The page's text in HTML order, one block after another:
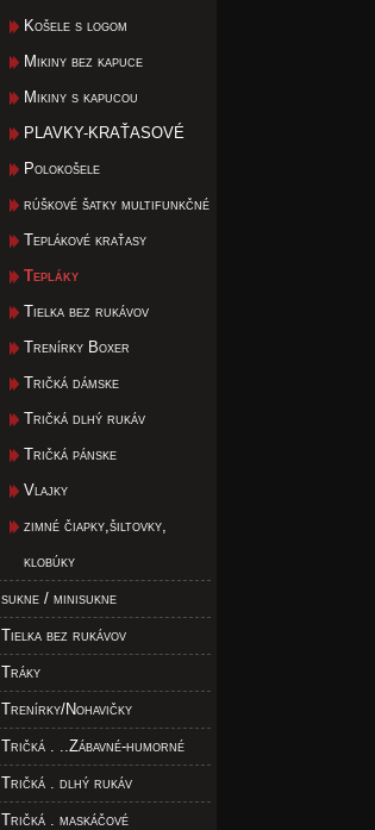
Košele s logom
Mikiny bez kapuce
Mikiny s kapucou
PLAVKY-KRAŤASOVÉ
Polokošele
rúškové šatky multifunkčné
Teplákové kraťasy
Tepláky
Tielka bez rukávov
Trenírky Boxer
Tričká dámske
Tričká dlhý rukáv
Tričká pánske
Vlajky
zimné čiapky,šiltovky,
klobúky
sukne / minisukne
Tielka bez rukávov
Tráky
Trenírky/Nohavičky
Tričká . ..Zábavné-humorné
Tričká . dlhý rukáv
Tričká . maskáčové